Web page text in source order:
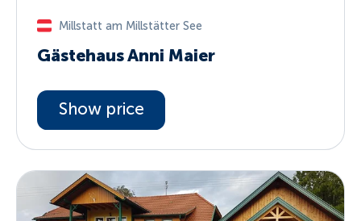
Millstatt am Millstätter See
Gästehaus Anni Maier
Show price